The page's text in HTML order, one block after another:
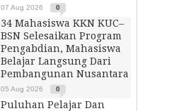
07 Aug 2026 0
34 Mahasiswa KKN KUC–
BSN Selesaikan Program
Pengabdian, Mahasiswa
Belajar Langsung Dari
Pembangunan Nusantara
05 Aug 2026 0
Puluhan Pelajar Dan